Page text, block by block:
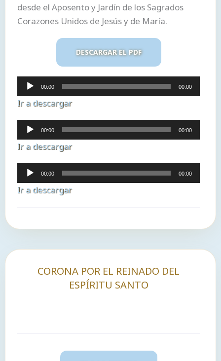
desde el Aposento y Jardín de los Sagrados
Corazones Unidos de Jesús y de María.
DESCARGAR EL PDF
Reproductor
de
audio
00:00 00:00
Ir a descargar
Reproductor
de
audio
00:00 00:00
Ir a descargar
Reproductor
de
audio
00:00 00:00
Ir a descargar
CORONA POR EL REINADO DEL
ESPÍRITU SANTO